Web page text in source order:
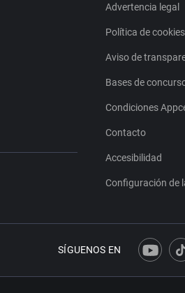
Advertencia legal
Política de cookies
Aviso de
Bases de
Condiciones
Contacto
Accesibilidad
Configuración de
SÍGUENOS EN